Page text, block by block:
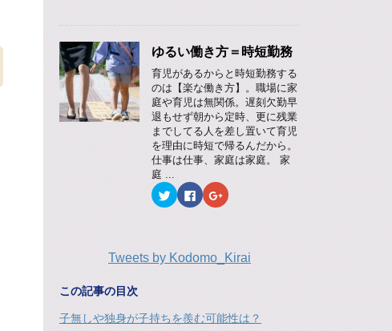
ま
い
ン
ド
ウ
で
開
き
ま
す
)
ま
w
i
t
t
r
で
共
有
(
新
し
い
ウ
ィ
ン
ド
ま
す
k
で
共
有
す
る
に
は
ク
リ
ッ
ク
し
く
だ
さ
い
ウ
開
o
o
g
e
+
で
共
有
(
新
し
い
ィ
ン
ド
ま
す
ゆるい働き方＝時短勤務
育児があるからと時短勤務する
のは【楽な働き方】。職場に家
庭や育児は無関係。遅刻欠勤早
退もせず朝から定時、更に残業
までしてる人を差し置いて育児
を理由に時短で帰るんだから。
仕事は仕事、家庭は家庭。 家
庭 ...
ク
リ
T
w
で
共
F
a
k
に
は
ク
リ
G
o
で
共
Tweets by Kodomo_Kirai
この記事の目次
子無しや独身が子持ちを羨む可能性は？